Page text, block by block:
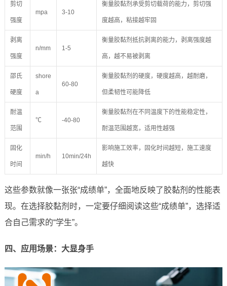
剪切
强度
mpa 3-10
衡量胶黏剂承受剪切载荷的能力，剪切强
度越高，粘接越牢固
剥离
强度
n/mm 1-5
衡量胶黏剂抵抗剥离的能力，剥离强度越
高，越不易被剥离
邵氏
硬度
shore
a
60-80
衡量胶黏剂的硬度，硬度越高，越耐磨，
但柔韧性可能降低
耐温
范围
℃ -40-80
衡量胶黏剂在不同温度下的性能稳定性，
耐温范围越宽，适用性越强
固化
时间
min/h 10min/24h
影响施工效率，固化时间越短，施工速度
越快
这些参数就像一张张“成绩单”，全面地反映了胶黏剂的性能表
现。在选择胶黏剂时，一定要仔细阅读这些“成绩单”，选择适
合自己需求的“学生”。
四、应用场景：大显身手